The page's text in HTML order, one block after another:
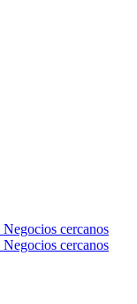
Negocios cercanos
Negocios cercanos